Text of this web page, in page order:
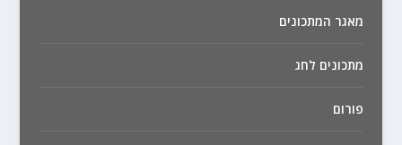
מאגר המתכונים
מתכונים לחג
פורום